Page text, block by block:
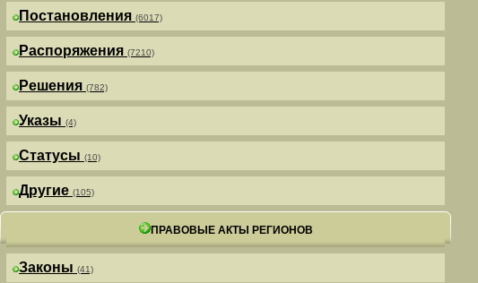
Постановления (6017)
Распоряжения (7210)
Решения (782)
Указы (4)
Статусы (10)
Другие (105)
ПРАВОВЫЕ АКТЫ РЕГИОНОВ
Законы (41)